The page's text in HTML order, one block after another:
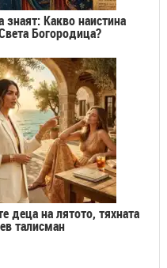
знаят: Какво наистина
Богородица?
деца на лятото, тяхната
талисман